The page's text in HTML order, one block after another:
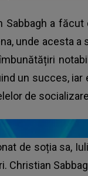
Sabbagh a
unde acesta
un succes,
de
de soția sa,
Christian